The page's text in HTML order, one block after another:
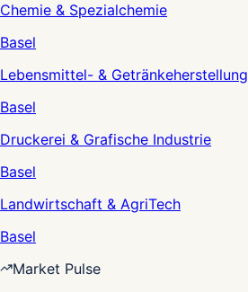
Chemie & Spezialchemie
Basel
Lebensmittel- & Getränkeherstellung
Basel
Druckerei & Grafische Industrie
Basel
Landwirtschaft & AgriTech
Basel
Market Pulse